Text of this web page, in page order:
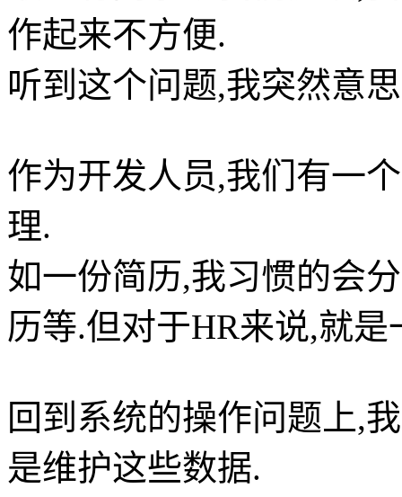
作起来不方便.
听到这个问题,我突然意
作为开发人员,我们有一
理.
如一份简历,我习惯的会
历等.但对于HR来说,就
回到系统的操作问题上,
是维护这些数据.